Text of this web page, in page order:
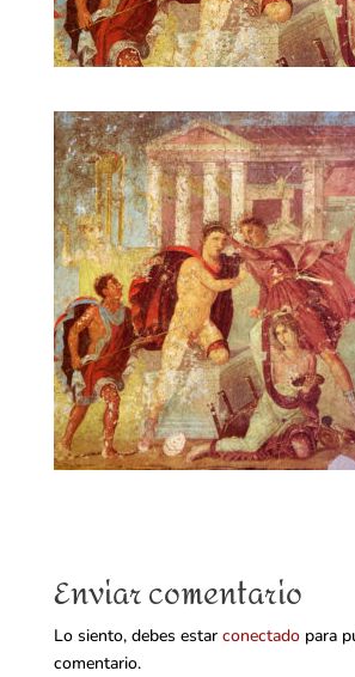
Enviar comentario
Lo siento, debes estar conectadopara
comentario.